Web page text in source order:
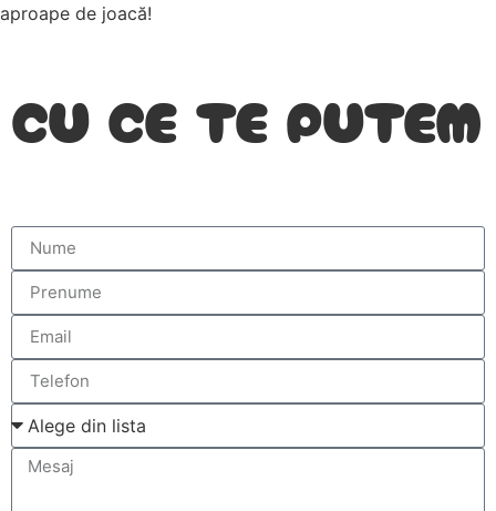
aproape de joacă!
CU CE TE PUTEM